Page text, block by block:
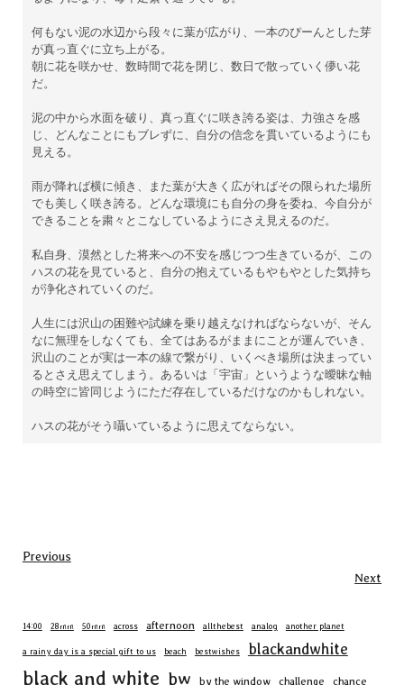
何もない泥の水辺から段々に葉が広がり、一本のぴーんとした芽
が真っ直ぐに立ち上がる。
朝に花を咲かせ、数時間で花を閉じ、数日で散っていく儚い花
だ。
泥の中から水面を破り、真っ直ぐに咲き誇る姿は、力強さを感
じ、どんなことにもブレずに、自分の信念を貫いているようにも
見える。
雨が降れば横に傾き、また葉が大きく広がればその限られた場所
でも美しく咲き誇る。どんな環境にも自分の身を委ね、今自分が
できることを粛々とこなしているようにさえ見えるのだ。
私自身、漠然とした将来への不安を感じつつ生きているが、この
ハスの花を見ていると、自分の抱えているもやもやとした気持ち
が浄化されていくのだ。
人生には沢山の困難や試練を乗り越えなければならないが、そん
なに無理をしなくても、全てはあるがままにことが運んでいき、
沢山のことが実は一本の線で繋がり、いくべき場所は決まってい
るとさえ思えてしまう。あるいは「宇宙」というような曖昧な軸
の時空に皆同じようにただ存在しているだけなのかもしれない。
ハスの花がそう囁いているように思えてならない。
Previous
Next
14:00 28mm 50mm across afternoon allthebest analog another planet
a rainy day is a special gift to us beach bestwishes blackandwhite
black and white bw by the window challenge chance